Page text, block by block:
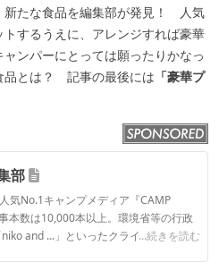
新たな食品を編集部が発見！ 人気
するうえに、アレンジすれば豪華
ンパーにとっては願ったりかなっ
品とは？ 記事の最後には 「豪華プ
部
気No.1キャンプメディア『CAMP
本数は10,000本以上。環境省等の行政
and ...」といったクライアントとの
...続きを読む